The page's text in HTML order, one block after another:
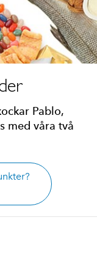
Pablo,
med våra två